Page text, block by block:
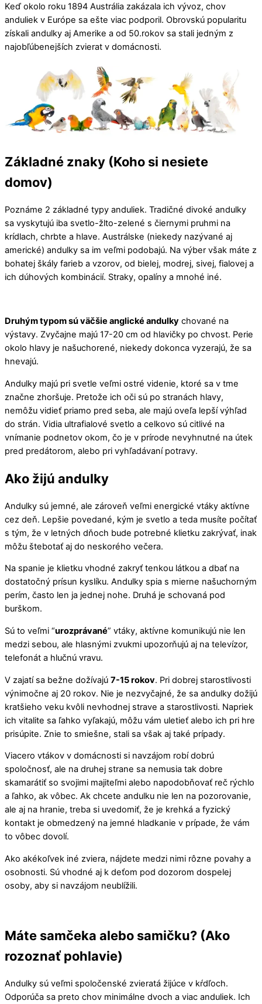
Keď okolo roku 1894 Austrália zakázala ich vývoz, chov
anduliek v Európe sa ešte viac podporil. Obrovskú popularitu
získali andulky aj Amerike a od 50.rokov sa stali jedným z
najobľúbenejších zvierat v domácnosti.
Základné znaky (Koho si nesiete
domov)
Poznáme 2 základné typy anduliek. Tradičné divoké andulky
sa vyskytujú iba svetlo-žlto-zelené s čiernymi pruhmi na
krídlach, chrbte a hlave. Austrálske (niekedy nazývané aj
americké) andulky sa im veľmi podobajú. Na výber však máte z
bohatej škály farieb a vzorov, od bielej, modrej, sivej, fialovej a
ich dúhových kombinácií. Straky, opalíny a mnohé iné.
Druhým typom sú väčšie anglické andulky chované na
výstavy. Zvyčajne majú 17-20 cm od hlavičky po chvost. Perie
okolo hlavy je našuchorené, niekedy dokonca vyzerajú, že sa
hnevajú.
Andulky majú pri svetle veľmi ostré videnie, ktoré sa v tme
značne zhoršuje. Pretože ich oči sú po stranách hlavy,
nemôžu vidieť priamo pred seba, ale majú oveľa lepší výhľad
do strán. Vidia ultrafialové svetlo a celkovo sú citlivé na
vnímanie podnetov okom, čo je v prírode nevyhnutné na útek
pred predátorom, alebo pri vyhľadávaní potravy.
Ako žijú andulky
Andulky sú jemné, ale zároveň veľmi energické vtáky aktívne
cez deň. Lepšie povedané, kým je svetlo a teda musíte počítať
s tým, že v letných dňoch bude potrebné klietku zakrývať, inak
môžu štebotať aj do neskorého večera.
Na spanie je klietku vhodné zakryť tenkou látkou a dbať na
dostatočný prísun kyslíku. Andulky spia s mierne našuchorným
perím, často len ja jednej nohe. Druhá je schovaná pod
burškom.
Sú to veľmi “urozprávané” vtáky, aktívne komunikujú nie len
medzi sebou, ale hlasnými zvukmi upozorňujú aj na televízor,
telefonát a hlučnú vravu.
V zajatí sa bežne dožívajú 7-15 rokov. Pri dobrej starostlivosti
výnimočne aj 20 rokov. Nie je nezvyčajné, že sa andulky dožijú
kratšieho veku kvôli nevhodnej strave a starostlivosti. Napriek
ich vitalite sa ľahko vyľakajú, môžu vám uletieť alebo ich pri hre
prisúpite. Znie to smiešne, stali sa však aj také prípady.
Viacero vtákov v domácnosti si navzájom robí dobrú
spoločnosť, ale na druhej strane sa nemusia tak dobre
skamarátiť so svojimi majiteľmi alebo napodobňovať reč rýchlo
a ľahko, ak vôbec. Ak chcete andulku nie len na pozorovanie,
ale aj na hranie, treba si uvedomiť, že je krehká a fyzický
kontakt je obmedzený na jemné hladkanie v prípade, že vám
to vôbec dovolí.
Ako akékoľvek iné zviera, nájdete medzi nimi rôzne povahy a
osobnosti. Sú vhodné aj k deťom pod dozorom dospelej
osoby, aby si navzájom neublížili.
Máte samčeka alebo samičku? (Ako
rozoznať pohlavie)
Andulky sú veľmi spoločenské zvieratá žijúce v kŕdľoch.
Odporúča sa preto chov minimálne dvoch a viac anduliek. Ich